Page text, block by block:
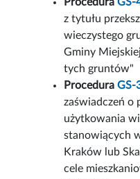
z tytułu
wieczystego
Gminy
tych gruntów"
ProceduraGS-
zaświadczeń o
użytkowania
stanowiących
Kraków lub
cele